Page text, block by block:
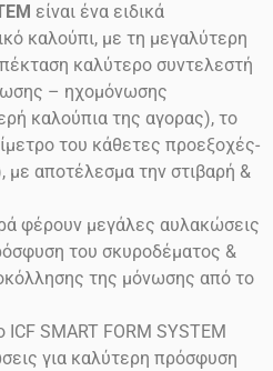
είναι ένα ειδικά
καλούπι, με τη μεγαλύτερη
καλύτερο συντελεστή
– ηχομόνωσης
καλούπια της αγορας), το
του κάθετες προεξοχές-
με αποτέλεσμα την στιβαρή &
φέρουν μεγάλες αυλακώσεις
του σκυροδέματος &
της μόνωσης από το
SMART FORM SYSTEM
για καλύτερη πρόσφυση